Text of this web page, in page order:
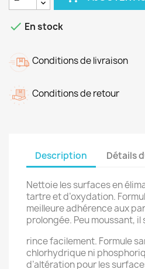
 En stock
Conditions de livraison
Conditions de retour
Description Détails
Nettoie les surfaces en
tartre et d’oxydation.
meilleure adhérence aux
prolongée. Peu moussant, il
rince facilement. Formule
chlorhydrique ni
d’altération pour les